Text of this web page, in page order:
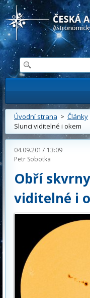
Česká astronomická
Úvodní strana > Články
Slunci viditelné i okem
04.09.2017 13:09
Petr Sobotka
Obří
viditelné i